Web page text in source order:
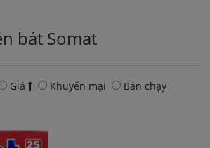
bát Somat
Giá Khuyến mại Bán chạy